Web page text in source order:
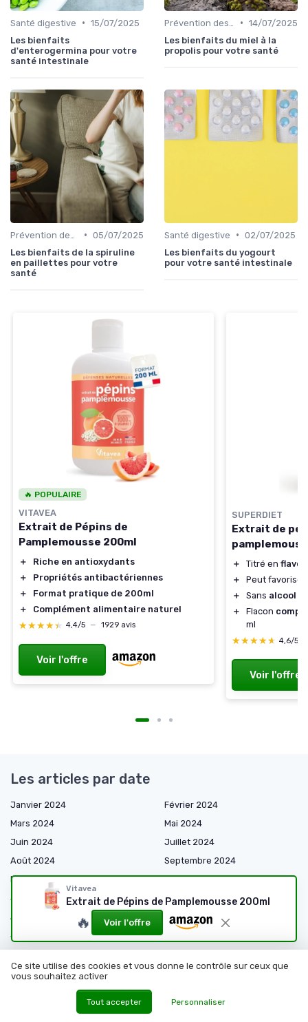
Santé digestive • 15/07/2025
Les bienfaits
d'enterogermina pour votre
santé intestinale
• 14/07/2025
Les bienfaits du miel à la
propolis pour votre santé
• 05/07/2025
Les bienfaits de la spiruline
en paillettes pour votre
santé
Santé digestive • 02/07/2025
Les bienfaits du yogourt
pour votre santé intestinale
🔥 POPULAIRE
VITAVEA
Extrait de Pépins de
Pamplemousse 200ml
＋
Riche en antioxydants
＋
Propriétés antibactériennes
＋
Format pratique de 200ml
＋
Complément alimentaire naturel
★★★★★
★★★★★ 4,4/5 — 1929 avis
Voir l'offre
SUPERDIET
Extrait de
＋ Titré en
＋
Peut
＋
Sans alcool
＋
Flacon
ml
★★★★★
★★★★★ 4,6/5
Voir l'offre
Vitavea
Extrait de Pépins de Pamplemousse 200ml
🔥 Voir l'offre
Les articles par date
Janvier 2024
Février 2024
Mars 2024
Mai 2024
Juin 2024
Juillet 2024
Août 2024
Septembre 2024
Novembre 2024
Décembre 2024
Janvier 2025
Mars 2025
Avril 2025
Mai 2025
Juin 2025
Octobre 2025
Novembre 2025
Décembre 2025
Ce site utilise des cookies et vous donne le contrôle sur ceux que
vous souhaitez activer
Tout accepter Personnaliser